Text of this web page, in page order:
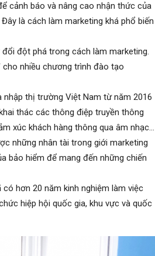
cảnh báo và nâng cao nhận thức của
là cách làm marketing khá phổ biến
đổi đột phá trong cách làm marketing.
nhiều chương trình đào tạo
nhập thị trường Việt Nam từ năm 2016
thác các thông điệp truyền thông
xúc khách hàng thông qua âm nhạc…
những nhân tài trong giới marketing
bảo hiểm để mang đến những chiến
hơn 20 năm kinh nghiệm làm việc
hiệp hội quốc gia, khu vực và quốc